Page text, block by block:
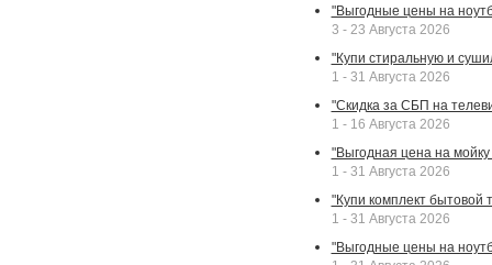
"Выгодные цены на
3 - 23 Августа 2026
"Купи стиральную и
1 - 31 Августа 2026
"Скидка за СБП на
1 - 16 Августа 2026
"Выгодная цена на
1 - 31 Августа 2026
"Купи комплект бытовой
1 - 31 Августа 2026
"Выгодные цены на